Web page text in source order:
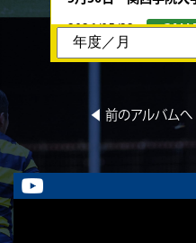
2026/05/22
5月24日 春季トーナ
◀︎ 前のアルバムへ